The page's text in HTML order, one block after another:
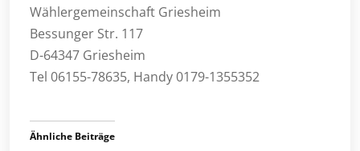
Wählergemeinschaft Griesheim
Bessunger Str. 117
D-64347 Griesheim
Tel 06155-78635, Handy 0179-1355352
Ähnliche Beiträge